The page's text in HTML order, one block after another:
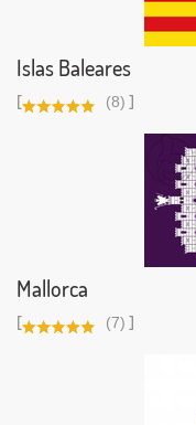
Islas Baleares
[ (8) ]
Mallorca
[ (7) ]